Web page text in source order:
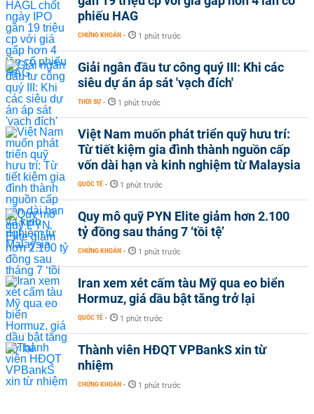
phiếu HAG
CHỨNG KHOÁN - 1 phút trước
Giải ngân đầu tư công quý III: Khi các
siêu dự án áp sát 'vạch đích'
THỜI SỰ - 1 phút trước
Việt Nam muốn phát triển quỹ hưu trí:
Từ tiết kiệm gia đình thành nguồn cấp
vốn dài hạn và kinh nghiệm từ Malaysia
QUỐC TẾ - 1 phút trước
Quy mô quỹ PYN Elite giảm hơn 2.100
tỷ đồng sau tháng 7 ‘tồi tệ’
CHỨNG KHOÁN - 1 phút trước
Iran xem xét cấm tàu Mỹ qua eo biển
Hormuz, giá dầu bật tăng trở lại
QUỐC TẾ - 1 phút trước
Thành viên HĐQT VPBankS xin từ
nhiệm
CHỨNG KHOÁN - 1 phút trước